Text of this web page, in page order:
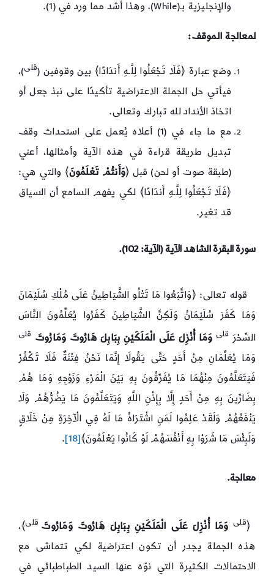
والإنجليزية بـ(While)، وهذا أشد مما ورد في (1).
لمعالجة الموقف:
وضع عبارة ﴿فَلَا تَجْعَلُوا لِلَّـهِ أَندَادًا﴾ بين وقوفين (قلى)،
فيأتي حل الجملة الاعتراضية تأكيدًا على نبذ جعل أو
اتخاذ الأنداد لله تبارك وتعالى.
مع ما جاء في (1) أعلاه يُعمل على استحداث وقف
تبديل طريقة قراءة في هذه الآية وأمثالها، أعني
(طبقة صوت أو لحن) قبل ﴿وَأَنتُمْ تَعْلَمُونَ﴾ والتي هي:
﴿فَلَا تَجْعَلُوا لِلَّـهِ أَندَادًا﴾ لكي يفهم السامع أن السياق
قد تغير.
سورة البقرة الشاهد الآية (الآية: 102) .
قوله تعالى: ﴿وَاتَّبَعُوا مَا تَتْلُو الشَّيَاطِينُ عَلَى مُلْكِ سُلَيْمَانَ
وَمَا كَفَرَ سُلَيْمَانُ وَلَكِنَّ الشَّيَاطِينَ كَفَرُوا يُعَلِّمُونَ النَّاسَ
السِّحْرَ قلى وَمَا أُنْزِلَ عَلَى الْمَلَكَيْنِ بِبَابِلَ هَارُوتَ وَمَارُوتَ قلى
وَمَا يُعَلِّمَانِ مِنْ أَحَدٍ حَتَّى يَقُولَا إِنَّمَا نَحْنُ فِتْنَةٌ فَلَا تَكْفُرْ
فَيَتَعَلَّمُونَ مِنْهُمَا مَا يُفَرِّقُونَ بِهِ بَيْنَ الْمَرْءِ وَزَوْجِهِ وَمَا هُمْ
بِضَارِّينَ بِهِ مِنْ أَحَدٍ إِلَّا بِإِذْنِ اللَّهِ وَيَتَعَلَّمُونَ مَا يَضُرُّهُمْ وَلَا
يَنْفَعُهُمْ وَلَقَدْ عَلِمُوا لَمَنِ اشْتَرَاهُ مَا لَهُ فِي الْآخِرَةِ مِنْ خَلَاقٍ
وَلَبِئْسَ مَا شَرَوْا بِهِ أَنْفُسَهُمْ لَوْ كَانُوا يَعْلَمُونَ﴾ [18]
.
معالجة.
﴿قلىوَمَا أُنْزِلَ عَلَى الْمَلَكَيْنِ بِبَابِلَ هَارُوتَ وَمَارُوتَ قلى﴾،
هذه الجملة يجدر أن تكون اعتراضية لكي تتماشى مع
الاحتمالات الكثيرة التي نوّه عنها السيد الطباطبائي في